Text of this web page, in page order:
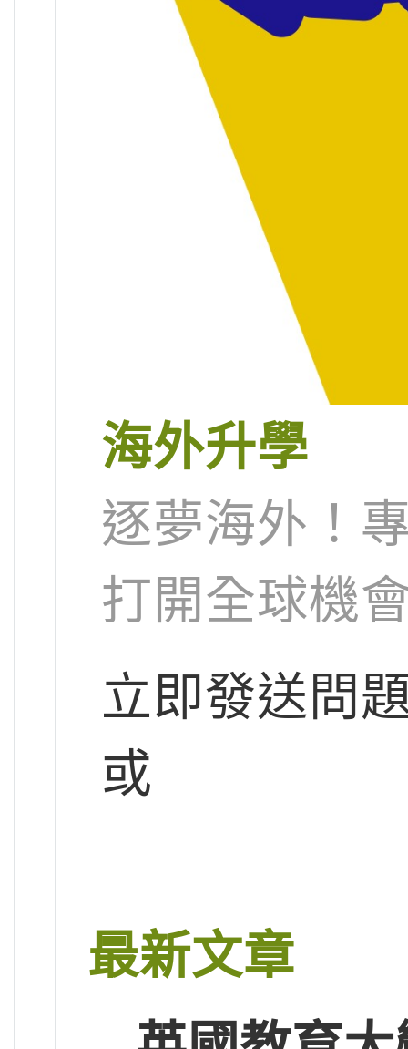
海外升學
逐夢海外！
打開全球機
立即發送問
或
最新文章